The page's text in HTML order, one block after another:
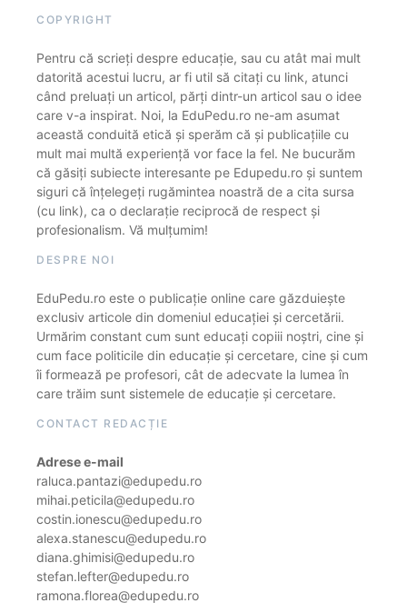
COPYRIGHT
Pentru că scrieți despre educație, sau cu atât mai mult
datorită acestui lucru, ar fi util să citați cu link, atunci
când preluați un articol, părți dintr-un articol sau o idee
care v-a inspirat. Noi, la EduPedu.ro ne-am asumat
această conduită etică și sperăm că și publicațiile cu
mult mai multă experiență vor face la fel. Ne bucurăm
că găsiți subiecte interesante pe Edupedu.ro și suntem
siguri că înțelegeți rugămintea noastră de a cita sursa
(cu link), ca o declarație reciprocă de respect și
profesionalism. Vă mulțumim!
DESPRE NOI
EduPedu.ro este o publicație online care găzduiește
exclusiv articole din domeniul educației și cercetării.
Urmărim constant cum sunt educați copiii noștri, cine și
cum face politicile din educație și cercetare, cine și cum
îi formează pe profesori, cât de adecvate la lumea în
care trăim sunt sistemele de educație și cercetare.
CONTACT REDACȚIE
Adrese e-mail
raluca.pantazi@edupedu.ro
mihai.peticila@edupedu.ro
costin.ionescu@edupedu.ro
alexa.stanescu@edupedu.ro
diana.ghimisi@edupedu.ro
stefan.lefter@edupedu.ro
ramona.florea@edupedu.ro